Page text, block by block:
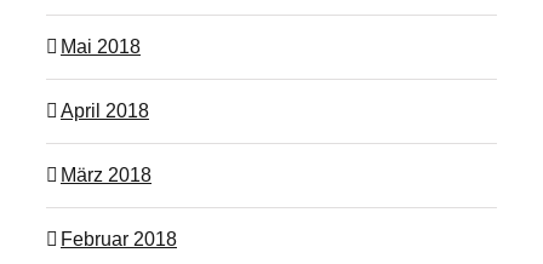
Mai 2018
April 2018
März 2018
Februar 2018